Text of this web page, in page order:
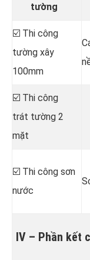
tường
☑️ Thi công
tường xây
100mm
☑️ Thi công
trát tường 2
mặt
☑️ Thi công sơn
nước
IV – Phần kết